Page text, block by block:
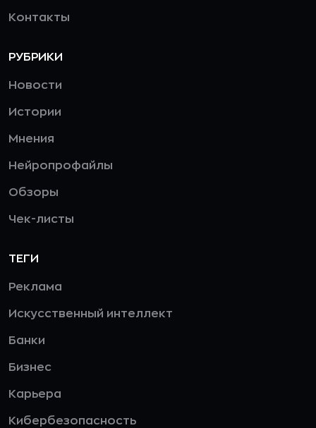
Контакты
РУБРИКИ
Новости
Истории
Мнения
Нейропрофайлы
Обзоры
Чек-листы
ТЕГИ
Реклама
Искусственный интеллект
Банки
Бизнес
Карьера
Кибербезопасность